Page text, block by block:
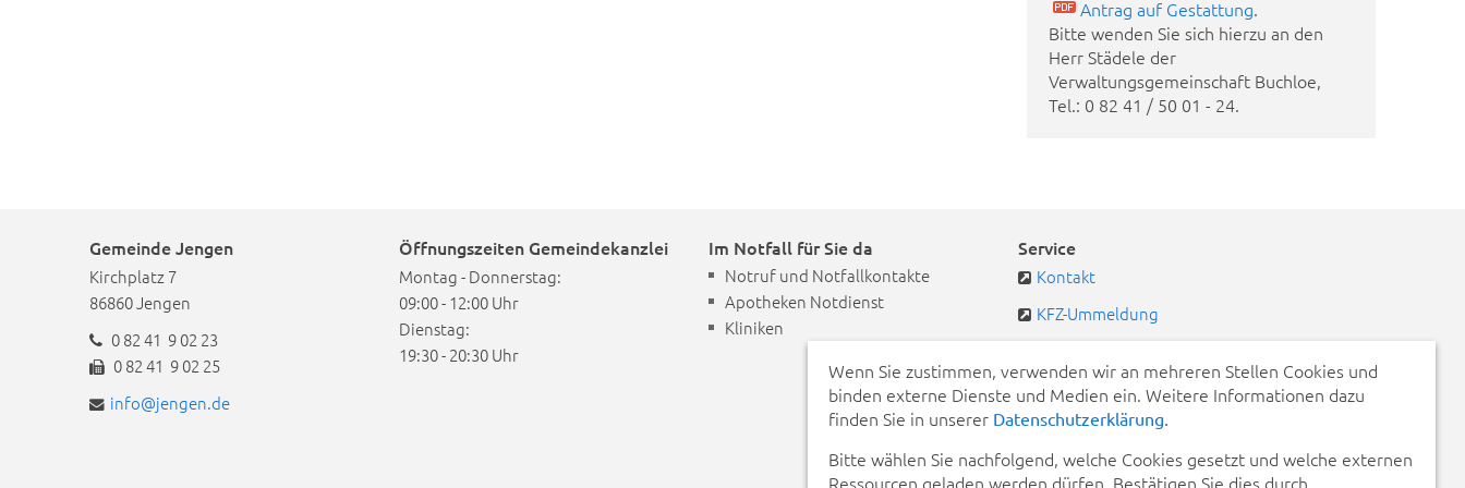
Antrag auf Gestattung.
Bitte wenden Sie sich hierzu an den
Herr Städele der
Verwaltungsgemeinschaft Buchloe,
Tel.: 0 82 41 / 50 01 - 24.
Gemeinde Jengen
Kirchplatz 7
86860 Jengen
0 82 41 9 02 23
0 82 41 9 02 25
info@jengen.de
Öffnungszeiten Gemeindekanzlei
Montag - Donnerstag:
09:00 - 12:00 Uhr
Dienstag:
19:30 - 20:30 Uhr
Im Notfall für Sie da
Notruf und Notfallkontakte
Apotheken Notdienst
Kliniken
Service
Kontakt
KFZ-Ummeldung
Schadensmeldungen
Defekte Straßenbeleuchtung
Pendlerportal & Mitfahrzentrale
Wenn Sie zustimmen, verwenden wir an mehreren Stellen Cookies und
binden externe Dienste und Medien ein. Weitere Informationen dazu
finden Sie in unserer Datenschutzerklärung.
Bitte wählen Sie nachfolgend, welche Cookies gesetzt und welche externen
Ressourcen geladen werden dürfen. Bestätigen Sie dies durch